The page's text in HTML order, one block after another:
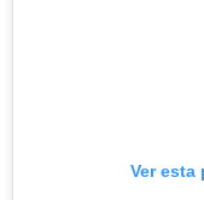
Ver esta